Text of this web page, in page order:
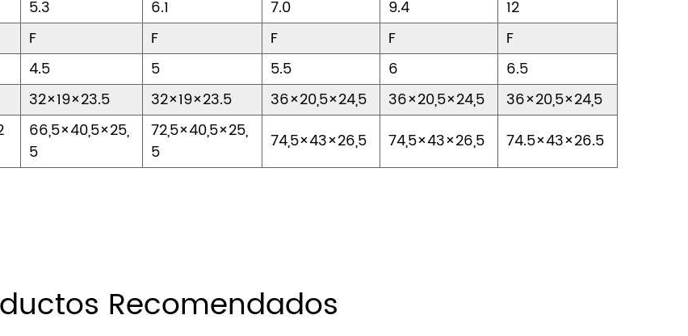
5.3 6.1 7.0 9.4
12
F F F F
F
4.5 5 5.5 6
6.5
32×19×23.5 32×19×23.5 36×20,5×24,5 36×20,5×24,5
36×20,5×24,5
66,5×40,5×25,
5
72,5×40,5×25,
5
74,5×43×26,5 74,5×43×26,5 74.5×43×26.5
Recomendados